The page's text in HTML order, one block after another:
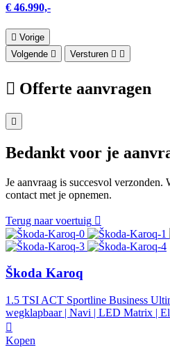
€ 46.990,-
Vorige
Volgende
Versturen
Offerte aanvragen
Bedankt voor je
Je aanvraag is succesvol
contact met je opnemen.
Terug naar voertuig
Škoda Karoq
1.5 TSI ACT Sportline Business
wegklapbaar | Navi | LED Matrix |
Kopen